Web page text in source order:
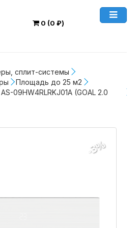
0 (0 ₽)
сплит-системы
Площадь до 25 м2
09HW4RLRKJ01A (GOAL 2.0
-3%